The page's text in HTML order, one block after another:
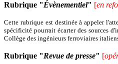
Rubrique "Évènementiel" [en
Cette rubrique est destinée à appeler
spécificité pourrait écarter des sources
Collège des ingénieurs ferroviaires
Rubrique "Revue de presse" [